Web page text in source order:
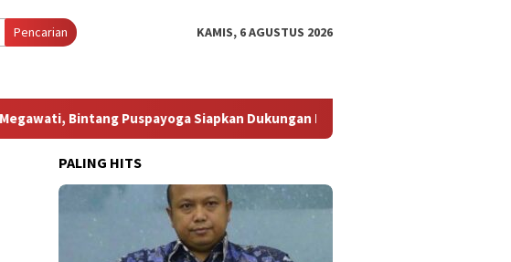
Pencarian KAMIS, 6 AGUSTUS 2026
Puspayoga Siapkan Dukungan Berkelanjutan
PALING HITS